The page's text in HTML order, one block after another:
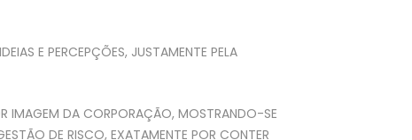
E PERCEPÇÕES, JUSTAMENTE PELA
IMAGEM DA CORPORAÇÃO, MOSTRANDO-SE
DE RISCO, EXATAMENTE POR CONTER